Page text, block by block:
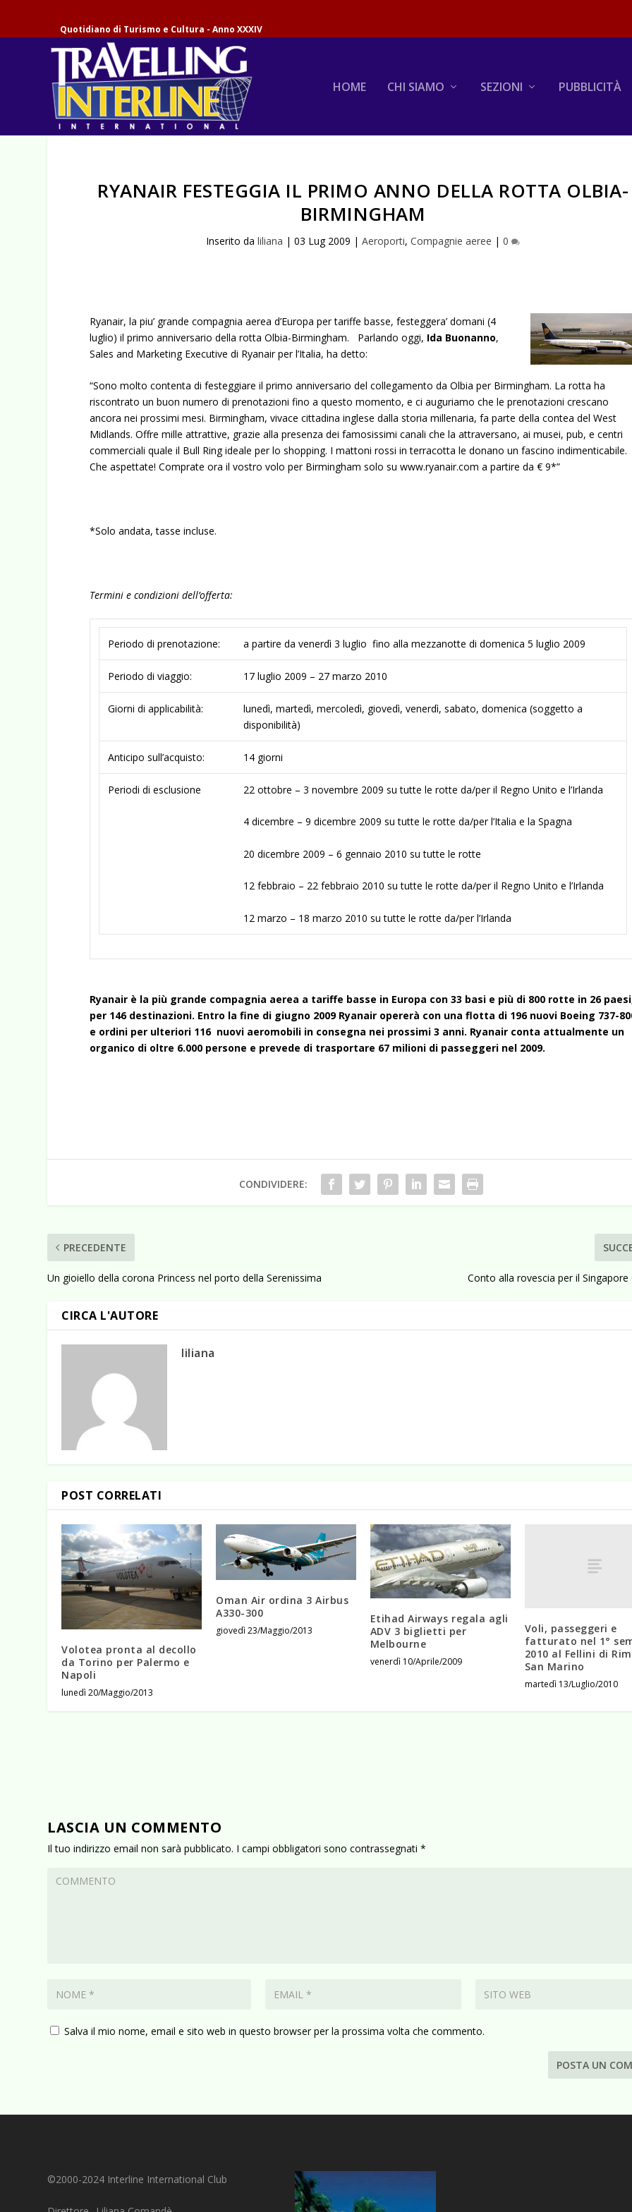
Quotidiano di Turismo e Cultura - Anno XXXIV
HOME CHI SIAMO SEZIONI PUBBLICITÀ
RYANAIR FESTEGGIA IL PRIMO ANNO DELLA ROTTA OLBIA-
BIRMINGHAM
Inserito daliliana |03 Lug 2009 |Aeroporti,Compagnie aeree |0
Ryanair, la piu’ grande compagnia aerea d’Europa per tariffe basse,festeggera’ domani (4
luglio) il primo anniversario della rotta Olbia-Birmingham. Parlando oggi, Ida Buonanno,
Sales and Marketing Executive di Ryanair per l’Italia, ha detto:
“Sono molto contenta di festeggiare il primo anniversario del collegamento da Olbia per Birmingham. La rotta ha
riscontrato un buon numero di prenotazioni fino a questo momento, e ci auguriamo che le prenotazioni crescano
ancora nei prossimi mesi. Birmingham, vivace cittadina inglese dalla storia millenaria, fa parte della contea del West
Midlands. Offre mille attrattive, grazie alla presenza dei famosissimi canali che la attraversano, ai musei, pub, e centri
commerciali quale il Bull Ring ideale per lo shopping. I mattoni rossi in terracotta le donano un fascino indimenticabile.
Che aspettate! Comprate ora il vostro volo per Birmingham solo su www.ryanair.com a partire da € 9*”
*Solo andata, tasse incluse.
Termini e condizioni dell’offerta:
Periodo di prenotazione: a partire da venerdì 3 luglio fino alla mezzanotte di domenica 5 luglio 2009
Periodo di viaggio: 17 luglio 2009 – 27 marzo 2010
Giorni di applicabilità:
lunedì, martedì, mercoledì, giovedì, venerdì, sabato, domenica (soggetto a
disponibilità)
Anticipo sull’acquisto: 14 giorni
Periodi di esclusione 22 ottobre – 3 novembre 2009 su tutte le rotte da/per il Regno Unito e l’Irlanda
4 dicembre – 9 dicembre 2009 su tutte le rotte da/per l’Italia e la Spagna
20 dicembre 2009 – 6 gennaio 2010 su tutte le rotte
12 febbraio – 22 febbraio 2010 su tutte le rotte da/per il Regno Unito e l’Irlanda
12 marzo – 18 marzo 2010 su tutte le rotte da/per l’Irlanda
Ryanair è la più grande compagnia aerea a tariffe basse in Europa con 33 basi e più di 800 rotte in 26
per 146 destinazioni. Entro la fine di giugno 2009 Ryanair opererà con una flotta di 196 nuovi Boeing 737-
e ordini per ulteriori 116 nuovi aeromobili in consegna nei prossimi 3 anni. Ryanair conta attualmente un
organico di oltre 6.000 persone e prevede di trasportare 67 milioni di passeggeri nel 2009.
CONDIVIDERE:
PRECEDENTE
Un gioiello della corona Princess nel porto della Serenissima Conto alla rovescia per il Singapore
CIRCA L'AUTORE
liliana
POST CORRELATI
Volotea pronta al decollo
da Torino per Palermo e
Napoli
lunedì 20/Maggio/2013
Oman Air ordina 3 Airbus
A330-300
giovedì 23/Maggio/2013
Etihad Airways regala agli
ADV 3 biglietti per
Melbourne
venerdì 10/Aprile/2009
Voli, passeggeri e
fatturato nel 1°
2010 al Fellini di
San Marino
martedì 13/Luglio/2010
LASCIA UN COMMENTO
Il tuo indirizzo email non sarà pubblicato. I campi obbligatori sono contrassegnati*
Salva il mio nome, email e sito web in questo browser per la prossima volta che commento.
©2000-2024 Interline International Club